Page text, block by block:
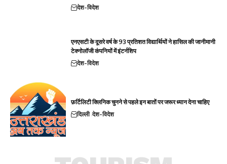
देश-विदेश
एनएसटी के दूसरे वर्ष के 93 प्रतिशत विद्यार्थियों ने हासिल की जानीमानी
टेक्नोलॉजी कंपनियों में इंटर्नशिप
देश-विदेश
फ़र्टिलिटी क्लिनिक चुनने से पहले इन बातों पर जरूर ध्यान देना चाहिए
दिल्ली देश-विदेश